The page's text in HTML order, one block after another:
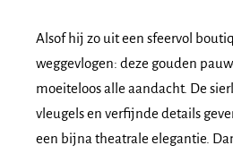
Alsof hij zo uit een sfeervol
weggevlogen: deze gouden
moeiteloos alle aandacht. De
vleugels en verfijnde details
een bijna theatrale elegantie.